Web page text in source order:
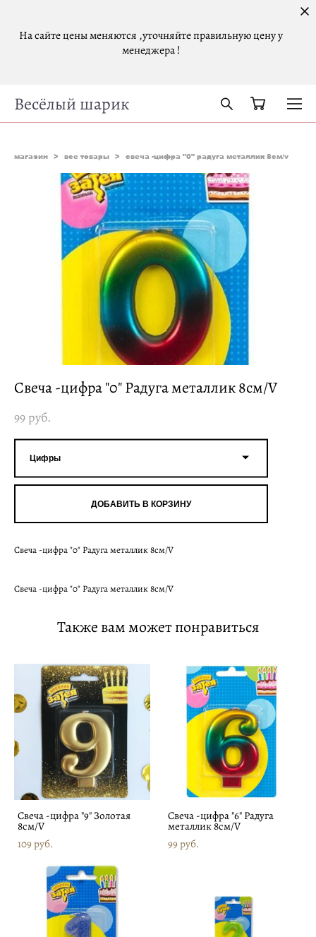
На сайте цены меняются ,уточняйте правильную цену у
менеджера !
Весёлый шарик
магазин > все товары > свеча -цифра "0" радуга металлик 8см/v
Свеча -цифра "0" Радуга металлик 8см/V
99 pуб.
Цифры
ДОБАВИТЬ В КОРЗИНУ
Свеча -цифра "0" Радуга металлик 8см/V
Свеча -цифра "0" Радуга металлик 8см/V
Также вам может понравиться
Свеча -цифра "9" Золотая
8см/V
109 pуб.
Свеча -цифра "6" Радуга
металлик 8см/V
99 pуб.